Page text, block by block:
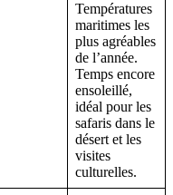
Températures
maritimes les
plus agréables
de l’année.
Temps encore
ensoleillé,
idéal pour les
safaris dans le
désert et les
visites
culturelles.